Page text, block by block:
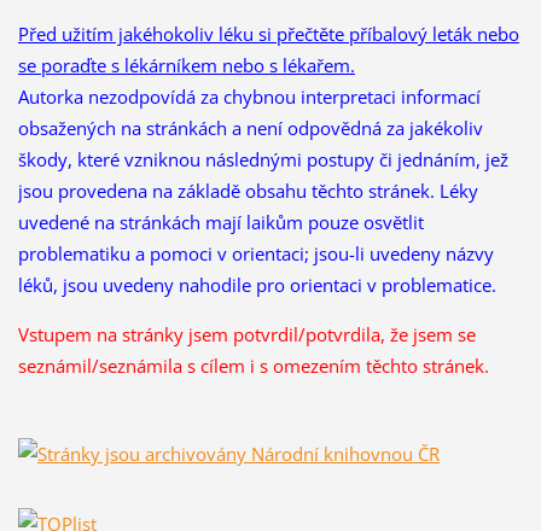
Před užitím jakéhokoliv léku si přečtěte příbalový leták nebo
se poraďte s lékárníkem nebo s lékařem.
Autorka nezodpovídá za chybnou interpretaci informací
obsažených na stránkách a není odpovědná za jakékoliv
škody, které vzniknou následnými postupy či jednáním, jež
jsou provedena na základě obsahu těchto stránek. Léky
uvedené na stránkách mají laikům pouze osvětlit
problematiku a pomoci v orientaci; jsou-li uvedeny názvy
léků, jsou uvedeny nahodile pro orientaci v problematice.
Vstupem na stránky jsem potvrdil/potvrdila, že jsem se
seznámil/seznámila s cílem i s omezením těchto stránek.